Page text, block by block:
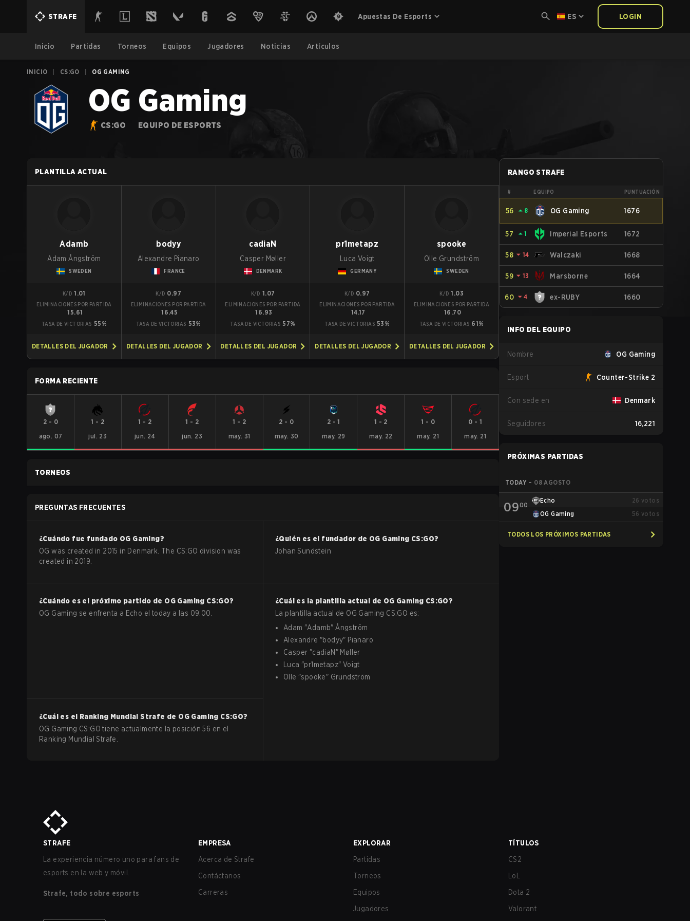
STRAFE Apuestas De Esports ES LOGIN
Inicio Partidas Torneos Equipos Jugadores Noticias Artículos
INICIO CS:GO OG GAMING
OG Gaming
CS:GO EQUIPO DE ESPORTS
PLANTILLA ACTUAL
Adamb
Adam Ångström
SWEDEN
K/D 1.01
ELIMINACIONES POR PARTIDA
15.61
TASA DE VICTORIAS 55%
DETALLES DEL JUGADOR
bodyy
Alexandre Pianaro
FRANCE
K/D 0.97
ELIMINACIONES POR PARTIDA
16.45
TASA DE VICTORIAS 53%
DETALLES DEL JUGADOR
cadiaN
Casper Møller
DENMARK
K/D 1.07
ELIMINACIONES POR PARTIDA
16.93
TASA DE VICTORIAS 57%
DETALLES DEL JUGADOR
pr1metapz
Luca Voigt
GERMANY
K/D 0.97
ELIMINACIONES POR PARTIDA
14.17
TASA DE VICTORIAS 53%
DETALLES DEL JUGADOR
spooke
Olle Grundström
SWEDEN
K/D 1.03
ELIMINACIONES POR PARTIDA
16.70
TASA DE VICTORIAS 61%
DETALLES DEL JUGADOR
FORMA RECIENTE
2 - 0
ago. 07
1 - 2
jul. 23
1 - 2
jun. 24
1 - 2
jun. 23
1 - 2
may. 31
2 - 0
may. 30
2 -1
may. 29
1 - 2
may. 22
1 - 0
may. 21
0 - 1
may. 21
TORNEOS
PREGUNTAS FRECUENTES
¿Cuándo fue fundado OG Gaming?
OG was created in 2015 in Denmark. The CS:GO division was
created in 2019.
¿Quién es el fundador de OG Gaming CS:GO?
Johan Sundstein
¿Cuándo es el próximo partido de OG Gaming CS:GO?
OG Gaming se enfrenta a Echo el today a las 09:00.
¿Cuál es la plantilla actual de OG Gaming CS:GO?
La plantilla actual de OG Gaming CS:GO es:
Adam "Adamb"Ångström
Alexandre "bodyy" Pianaro
Casper "cadiaN " Møller
Luca "pr1metapz" Voigt
Olle "spooke" Grundström
¿Cuál es el Ranking Mundial Strafe de OG Gaming CS:GO?
OG Gaming CS:GO tiene actualmente la posición 56 en el
Ranking Mundial Strafe.
RANGO STRAFE
# EQUIPO PUNTUACIÓN
56 ⏶ 8 OG Gaming 1676
57 ⏶ 1 Imperial Esports 1672
58 ⏷ 14 Walczaki 1668
59 ⏷ 13 Marsborne 1664
60 ⏷ 4 ex-RUBY 1660
INFO DEL EQUIPO
Nombre OG Gaming
Esport Counter-Strike 2
Con sede en Denmark
Seguidores 16,221
PRÓXIMAS PARTIDAS
TODAY – 08 AGOSTO
0900
Echo 26 votos
OG Gaming
56 votos
TODOS LOS PRÓXIMOS PARTIDAS
STRAFE
La experiencia número uno para fans de
esports en la web y móvil.
Strafe, todo sobre esports
EMPRESA
Acerca de Strafe
Contáctanos
Carreras
EXPLORAR
Partidas
Torneos
Equipos
Jugadores
TÍTULOS
CS2
LoL
Dota 2
Valorant